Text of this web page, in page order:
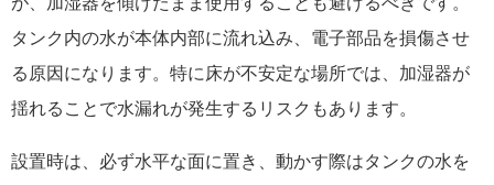
タンク内の水が本体内部に流れ込み、電子部品を損傷させ
る原因になります。特に床が不安定な場所では、加湿器が
揺れることで水漏れが発生するリスクもあります。
設置時は、必ず水平な面に置き、動かす際はタンクの水を